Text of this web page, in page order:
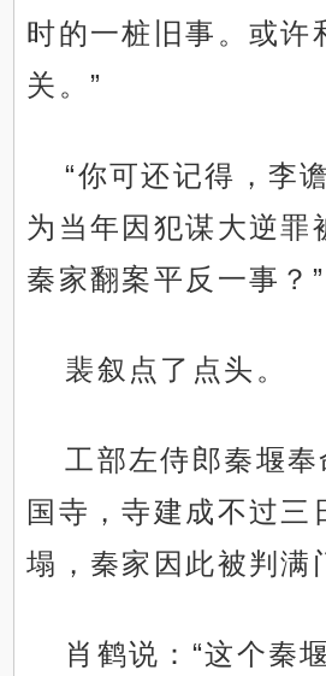
时的一桩旧事。或许
关。”
“你可还记得，李
为当年因犯谋大逆罪
秦家翻案平反一事？”
裴叙点了点头。
工部左侍郎秦堰
国寺，寺建成不过三
塌，秦家因此被判满
肖鹤说：“这个秦